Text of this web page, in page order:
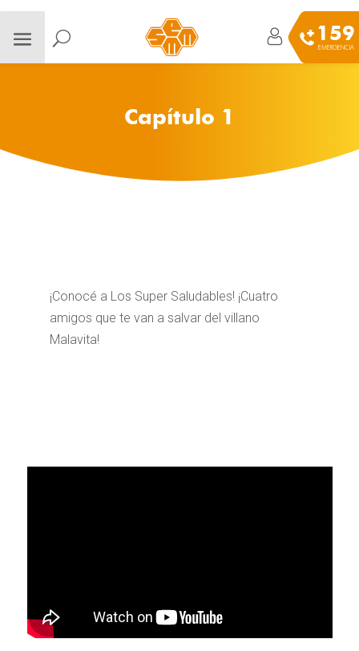
159
EMERGENCIA
Capítulo 1
¡Conocé a Los Super Saludables! ¡Cuatro
amigos que te van a salvar del villano
Malavita!